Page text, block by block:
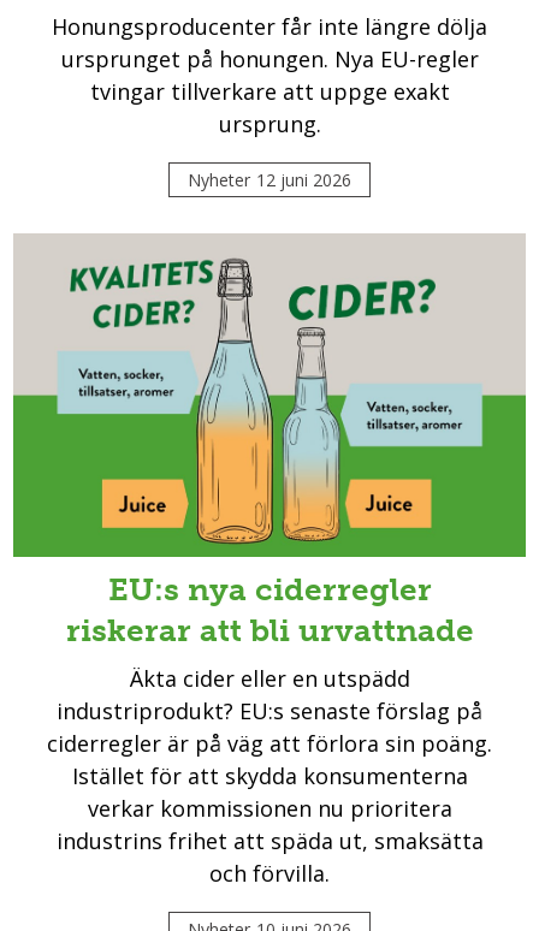
Honungsproducenter får inte längre dölja
ursprunget på honungen. Nya EU-regler
tvingar tillverkare att uppge exakt
ursprung.
Nyheter 12 juni 2026
EU:s nya ciderregler
riskerar att bli urvattnade
Äkta cider eller en utspädd
industriprodukt? EU:s senaste förslag på
ciderregler är på väg att förlora sin poäng.
Istället för att skydda konsumenterna
verkar kommissionen nu prioritera
industrins frihet att späda ut, smaksätta
och förvilla.